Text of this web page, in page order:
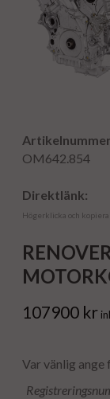
OM642.854
Direktlänk:
Högerklicka och
107900 kr
Var vänlig ange